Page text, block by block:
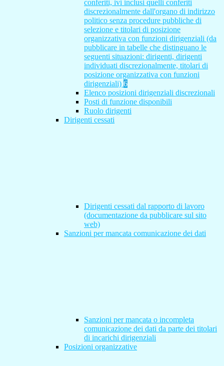
conferiti, ivi inclusi quelli conferiti
discrezionalmente dall'organo di indirizzo
politico senza procedure pubbliche di
selezione e titolari di posizione
organizzativa con funzioni dirigenziali (da
pubblicare in tabelle che distinguano le
seguenti situazioni: dirigenti, dirigenti
individuati discrezionalmente, titolari di
posizione organizzativa con funzioni
dirigenziali) 6
Elenco posizioni dirigenziali discrezionali
Posti di funzione disponibili
Ruolo dirigenti
Dirigenti cessati
Dirigenti cessati dal rapporto di lavoro
(documentazione da pubblicare sul sito
web)
Sanzioni per mancata comunicazione dei dati
Sanzioni per mancata o incompleta
comunicazione dei dati da parte dei titolari
di incarichi dirigenziali
Posizioni organizzative